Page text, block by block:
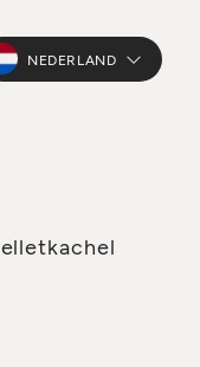
NEDERLAND